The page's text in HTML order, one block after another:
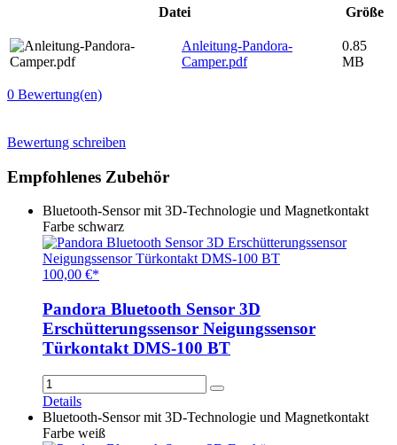
Datei Größe
Anleitung-Pandora-
Camper.pdf
0.85
MB
0 Bewertung(en)
Bewertung schreiben
Empfohlenes Zubehör
Bluetooth-Sensor mit 3D-Technologie und Magnetkontakt
Farbe schwarz
100,00 €*
Pandora Bluetooth Sensor 3D
Erschütterungssensor Neigungssensor
Türkontakt DMS-100 BT
Details
Bluetooth-Sensor mit 3D-Technologie und Magnetkontakt
Farbe weiß